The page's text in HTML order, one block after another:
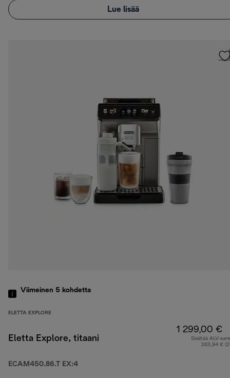
Lue lisää
Viimeinen 5 kohdetta
ELETTA EXPLORE
Eletta Explore, titaani
ECAM450.86.T EX:4
1 299,00 €
Sisältää ALV-
263,94 €